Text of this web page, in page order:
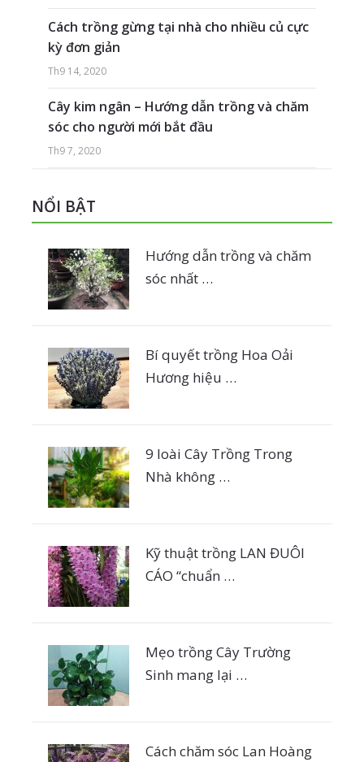
Cách trồng gừng tại nhà cho nhiều củ cực
kỳ đơn giản
Th9 14, 2020
Cây kim ngân – Hướng dẫn trồng và chăm
sóc cho người mới bắt đầu
Th9 7, 2020
NỔI BẬT
Hướng dẫn trồng và chăm
sóc nhất …
Bí quyết trồng Hoa Oải
Hương hiệu …
9 loài Cây Trồng Trong
Nhà không …
Kỹ thuật trồng LAN ĐUÔI
CÁO “chuẩn …
Mẹo trồng Cây Trường
Sinh mang lại …
Cách chăm sóc Lan Hoàng